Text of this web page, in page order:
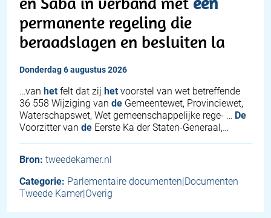
permanente regeling die
beraadslagen en besluiten la
donderdag 6 augustus 2026
…van het felt dat zij het voorstel van wet betreffende
36 558 Wijziging van de Gemeentewet, Provinciewet,
Waterschapswet, Wet gemeenschappelijke rege- … De
Voorzitter van de Eerste Ka der Staten-Generaal,…
Bron: tweedekamer.nl
Categorie: Parlementaire documenten|Documenten
Tweede Kamer|Overig